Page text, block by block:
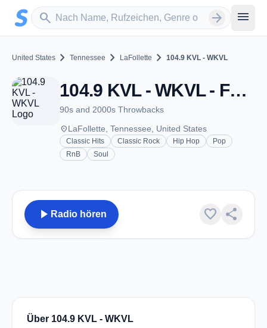
Zum Hauptinhalt springen
search
Sender suchen arrow_forward menu
United States chevron_right Tennessee chevron_right LaFollette chevron_right 104.9 KVL - WKVL
104.9 KVL - WKVL - FM 104.9 - LaFollette, TN
90s and 2000s Throwbacks
placeLaFollette, Tennessee, United States
Classic Hits Classic Rock Hip Hop
Pop
RnB
Soul
play_arrow Radio hören favorite share
Über 104.9 KVL - WKVL